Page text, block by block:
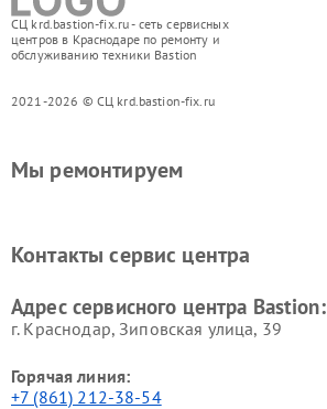
СЦ krd.bastion-fix.ru - сеть сервисных
центров в Краснодаре по ремонту и
обслуживанию техники Bastion
2021-2026 © СЦ krd.bastion-fix.ru
Мы ремонтируем
Контакты сервис центра
Адрес сервисного центра Bastion:
г. Краснодар, Зиповская улица, 39
Горячая линия:
+7 (861) 212-38-54